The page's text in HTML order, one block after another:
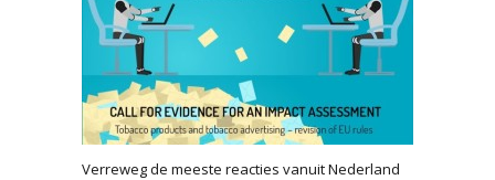
Verreweg de meeste reacties vanuit Nederland